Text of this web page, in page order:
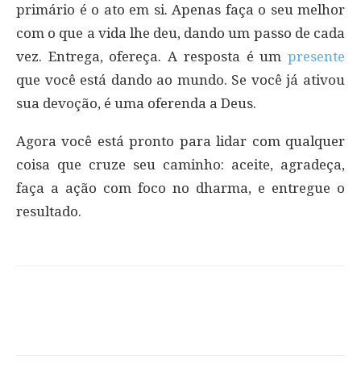
primário é o ato em si. Apenas faça o seu melhor
com o que a vida lhe deu, dando um passo de cada
vez. Entrega, ofereça. A resposta é um presente
que você está dando ao mundo. Se você já ativou
sua devoção, é uma oferenda a Deus.
Agora você está pronto para lidar com qualquer
coisa que cruze seu caminho: aceite, agradeça,
faça a ação com foco no dharma, e entregue o
resultado.